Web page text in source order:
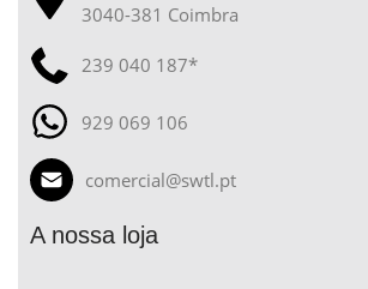
3040-381 Coimbra
239 040 187*
929 069 106
comercial@swtl.pt
A nossa loja